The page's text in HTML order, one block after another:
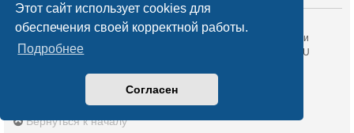
Этот сайт использует cookies для
обеспечения своей корректной работы.
Подробнее
Согласен
Кто написал эту конференцию?
Это программное обеспечение (в его исходной форме) создано и
распространяется
. Оно доступно на условиях GNU
About phpBB.
Вернуться к началу